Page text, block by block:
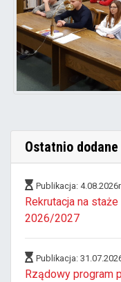
Ostatnio dodane
Publikacja:
Rekrutacja na
2026/2027
Publikacja:
Rządowy program